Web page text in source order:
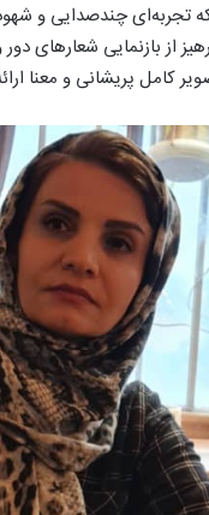
تجربه‌ای چندصدایی و
از بازنمایی شعارهای
کامل پریشانی و معنا